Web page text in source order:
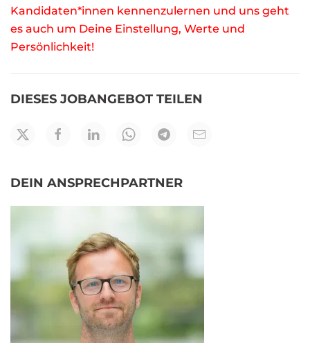
Kandidaten*innen kennenzulernen und uns geht
es auch um Deine Einstellung, Werte und
Persönlichkeit!
DIESES JOBANGEBOT TEILEN
DEIN ANSPRECHPARTNER